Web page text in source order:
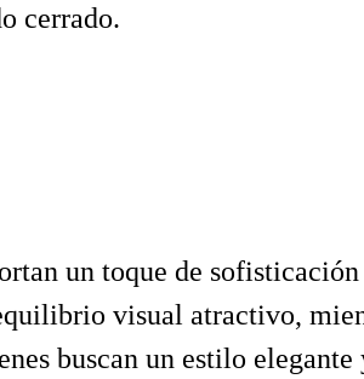
cerrado.
un toque de
visual atractivo,
buscan un estilo